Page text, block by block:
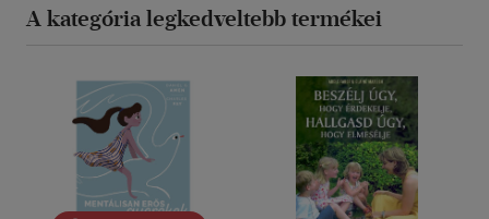
A kategória legkedveltebb termékei